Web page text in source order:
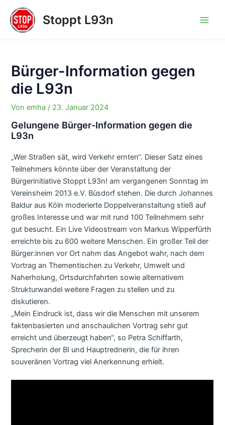
Inhalt
springen
Stoppt L93n
Bürger-Information gegen
die L93n
Vonemha / 23. Januar 2024
Gelungene Bürger-Information gegen die
L93n
„Wer Straßen sät, wird Verkehr ernten“. Dieser Satz eines
Teilnehmers könnte über der Veranstaltung der
Bürgerinitiative Stoppt L93n! am vergangenen Sonntag im
Vereinsheim 2013 e.V. Büsdorf stehen. Die durch Johannes
Baldur aus Köln moderierte Doppelveranstaltung stieß auf
großes Interesse und war mit rund 100 Teilnehmern sehr
gut besucht. Ein Live Videostream von Markus Wipperfürth
erreichte bis zu 600 weitere Menschen. Ein großer Teil der
Bürger:innen vor Ort nahm das Angebot wahr, nach dem
Vortrag an Thementischen zu Verkehr, Umwelt und
Naherholung, Ortsdurchfahrten sowie alternativem
Strukturwandel weitere Fragen zu stellen und zu
diskutieren.
„Mein Eindruck ist, dass wir die Menschen mit unserem
faktenbasierten und anschaulichen Vortrag sehr gut
erreicht und überzeugt haben“, so Petra Schiffarth,
Sprecherin der BI und Hauptrednerin, die für ihren
souveränen Vortrag viel Anerkennung erhielt.